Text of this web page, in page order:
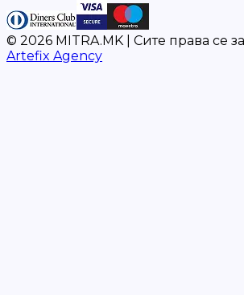
© 2026 MITRA.MK | Сите права се
Artefix Agency